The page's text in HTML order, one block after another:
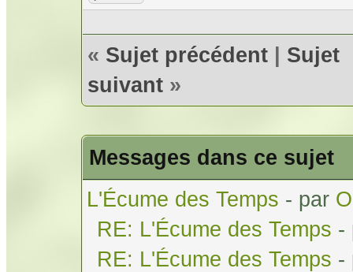
« Sujet précédent | Sujet
suivant »
Messages dans ce sujet
L'Écume des Temps - par
RE: L'Écume des Temps -
RE: L'Écume des Temps -